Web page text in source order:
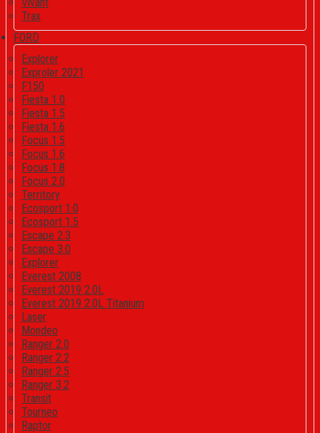
Trax
FORD
Explorer
Exproler 2021
F150
Fiesta 1.0
Fiesta 1.5
Fiesta 1.6
Focus 1.5
Focus 1.6
Focus 1.8
Focus 2.0
Territory
Ecosport 1.0
Ecosport 1.5
Escape 2.3
Escape 3.0
Explorer
Everest 2008
Everest 2019 2.0L
Everest 2019 2.0L Titanium
Laser
Mondeo
Ranger 2.0
Ranger 2.2
Ranger 2.5
Ranger 3.2
Transit
Tourneo
Raptor